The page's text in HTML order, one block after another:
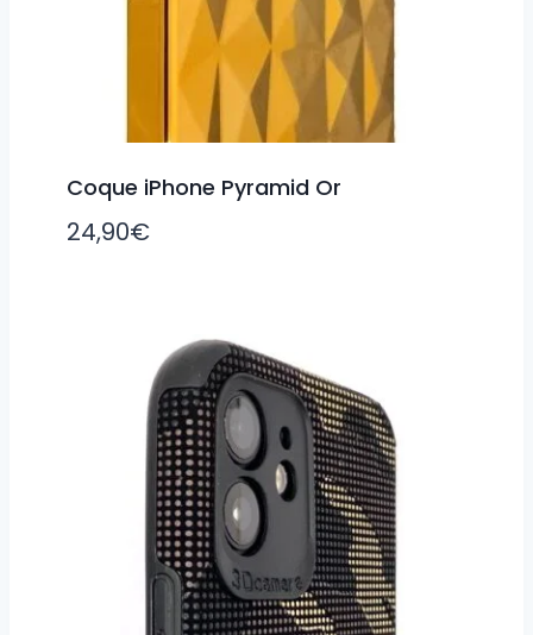
Coque iPhone Pyramid Or
24,90€